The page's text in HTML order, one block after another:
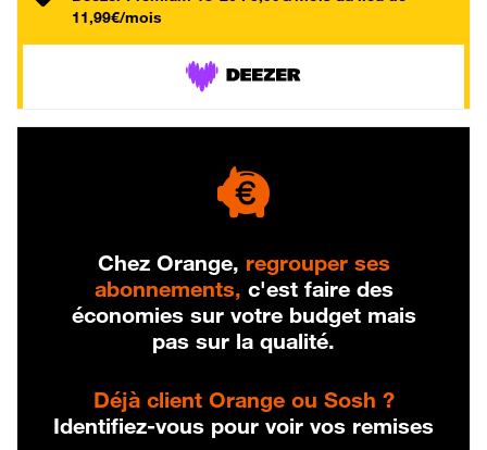
11,99€/mois
Chez Orange, regrouper ses
abonnements, c'est faire des
économies sur votre budget mais
pas sur la qualité.
Déjà client Orange ou Sosh ?
Identifiez-vous pour voir vos remises